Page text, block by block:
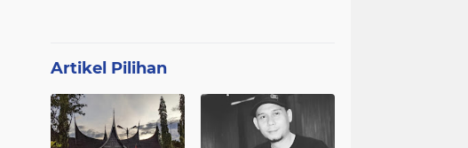
Artikel Pilihan